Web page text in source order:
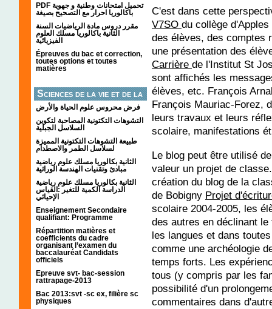
PDF تحميل امتحانات وطنية و جهوية
باكالوريا احرار مع التصحيح بصيغة
مقرر دروس مادة الرياضيات السنة
الثانية باكالوريا مسلك العلوم
الفيزيائية
Épreuves du bac et correction,
toutes options et toutes
matières
Sciences de la vie et de la
terre
فرض محروس علوم الحياة والأرض
التشوهات التكتونیة المصاحبة لتكوین
السلاسل الجبلیة
طبيعة التشوهات التكتونية المميزة
لسلاسل الطمر والاصطدام
الثانية بكالوريا مسلك علوم رياضية
مبادئ وتقنيات الهندسة الوراثية
الثانية بكالوريا مسلك علوم رياضية
الدراسة الكمية للتغير :القياس
الإحيائي
Enseignement Secondaire
qualifiant: Programme
Répartition matières et
coefficients du cadre
organisant l’examen du
baccalauréat Candidats
officiels
Epreuve svt- bac-session
rattrapage-2013
Bac 2013:svt -sc ex, filière sc
physiques
C'est dans cette
V7SO du collège
des élèves, des comptes
une présentation des
Carrière de l'Institut St
sont affichés les
élèves, etc. François
François Mauriac-Forez,
leurs travaux et leurs
scolaire, manifestations
Le blog peut être utilisé
valeur un projet de
création du blog de la
de Bobigny Projet
scolaire 2004-2005, les
des autres en déclinant
les langues et dans
comme une archéologie
temps forts. Les
tous (y compris par les
possibilité d'un
commentaires dans